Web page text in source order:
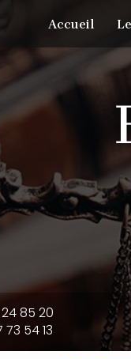
Accueil
24 85 20
73 54 13